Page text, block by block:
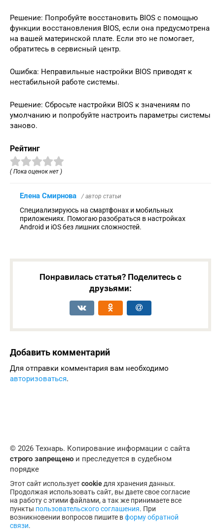
Решение: Попробуйте восстановить BIOS с помощью
функции восстановления BIOS, если она предусмотрена
на вашей материнской плате. Если это не помогает,
обратитесь в сервисный центр.
Ошибка: Неправильные настройки BIOS приводят к
нестабильной работе системы.
Решение: Сбросьте настройки BIOS к значениям по
умолчанию и попробуйте настроить параметры системы
заново.
Рейтинг
( Пока оценок нет )
Елена Смирнова / автор статьи
Специализируюсь на смартфонах и мобильных
приложениях. Помогаю разобраться в настройках
Android и iOS без лишних сложностей.
Понравилась статья? Поделитесь с
друзьями:
Добавить комментарий
Для отправки комментария вам необходимо
авторизоваться.
© 2026 Технарь. Копирование информации с сайта
строго запрещено и преследуется в судебном
порядке
Этот сайт используетcookieдля хранения данных.
Продолжая использовать сайт, вы даете свое согласие
на работу с этими файлами, а так же принимаете все
пункты пользовательского соглашения. При
возникновении вопросов пишите вформу обратной
связи.